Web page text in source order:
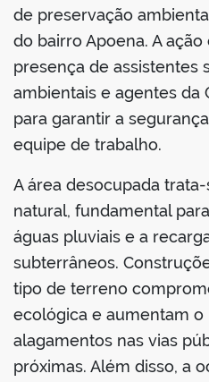
de preservação
do bairro Apoena. A
presença de assistentes
ambientais e agentes da
para garantir a
equipe de trabalho.
A área desocupada
natural, fundamental
águas pluviais e a
subterrâneos.
tipo de terreno
ecológica e aumentam
alagamentos nas vias
próximas. Além disso, a